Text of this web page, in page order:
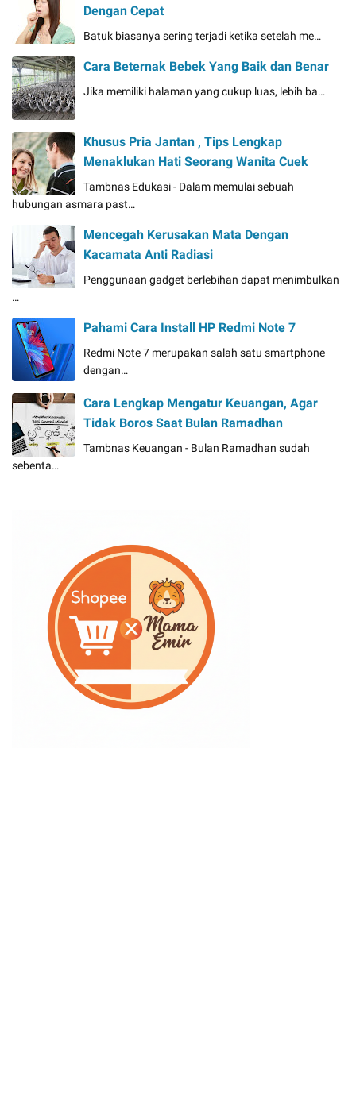
Dengan Cepat
Batuk biasanya sering terjadi ketika setelah me…
Cara Beternak Bebek Yang Baik dan Benar
Jika memiliki halaman yang cukup luas, lebih ba…
Khusus Pria Jantan , Tips Lengkap
Menaklukan Hati Seorang Wanita Cuek
Tambnas Edukasi - Dalam memulai sebuah
hubungan asmara past…
Mencegah Kerusakan Mata Dengan
Kacamata Anti Radiasi
Penggunaan gadget berlebihan dapat menimbulkan
…
Pahami Cara Install HP Redmi Note 7
Redmi Note 7 merupakan salah satu smartphone
dengan…
Cara Lengkap Mengatur Keuangan, Agar
Tidak Boros Saat Bulan Ramadhan
Tambnas Keuangan - Bulan Ramadhan sudah
sebenta…